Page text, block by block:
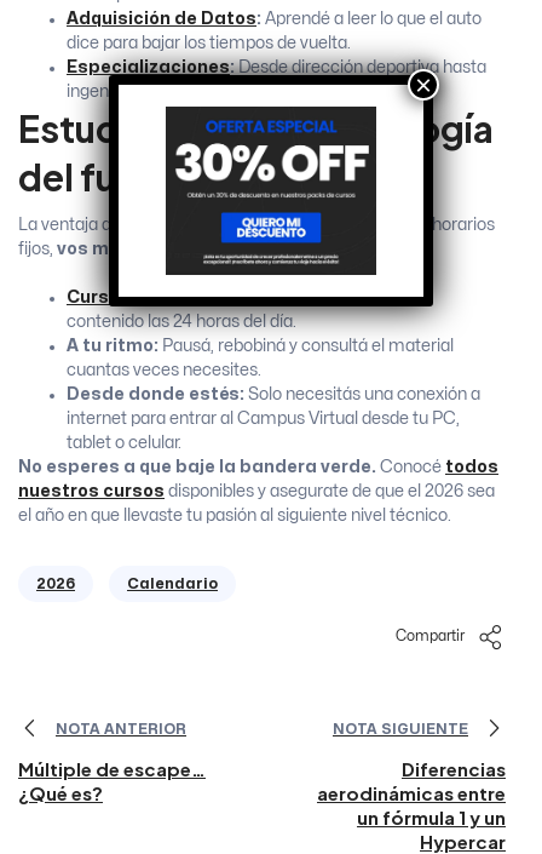
Adquisición de Datos: Aprendé a leer lo que el auto
dice para bajar los tiempos de vuelta.
Especializaciones:Desde dirección deportiva hasta
ingeniería de pista.
Estudiá con la metodología
del futuro
La ventaja de IAD es que tu formación no depende de horarios
fijos, vos manejás tus tiempos
Cursos100% Online en Diferido:Accedé al
contenido las 24 horas del día.
A tu ritmo: Pausá, rebobiná y consultá el material
cuantas veces necesites.
Desde donde estés: Solo necesitás una conexión a
internet para entrar al Campus Virtual desde tu PC,
tablet o celular.
No esperes a que baje la bandera verde. Conocé todos
nuestros cursos disponibles y asegurate de que el 2026 sea
el año en que llevaste tu pasión al siguiente nivel técnico.
2026 Calendario
Compartir
NOTA ANTERIOR
Múltiple de escape…
¿Qué es?
NOTA SIGUIENTE
Diferencias
aerodinámicas entre
un fórmula 1 y un
Hypercar
×